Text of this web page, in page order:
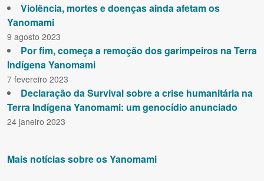
Violência, mortes e doenças ainda afetam os
Yanomami
9 agosto 2023
Por fim, começa a remoção dos garimpeiros na Terra
Indígena Yanomami
7 fevereiro 2023
Declaração da Survival sobre a crise humanitária na
Terra Indígena Yanomami: um genocídio anunciado
24 janeiro 2023
Mais notícias sobre osYanomami